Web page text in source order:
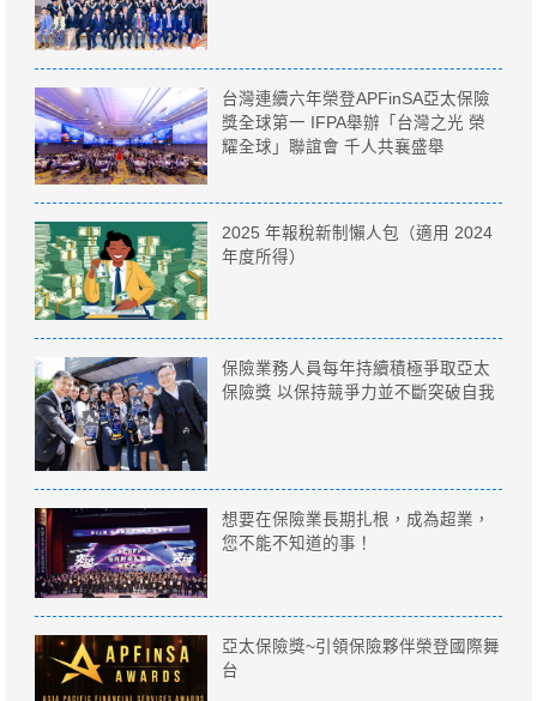
台灣連續六年榮登APFinSA亞太保險
獎全球第一 IFPA舉辦「台灣之光 榮
耀全球」聯誼會 千人共襄盛舉
2025 年報稅新制懶人包（適用 2024
年度所得）
保險業務人員每年持續積極爭取亞太
保險獎 以保持競爭力並不斷突破自我
想要在保險業長期扎根，成為超業，
您不能不知道的事！
亞太保險獎~引領保險夥伴榮登國際舞
台